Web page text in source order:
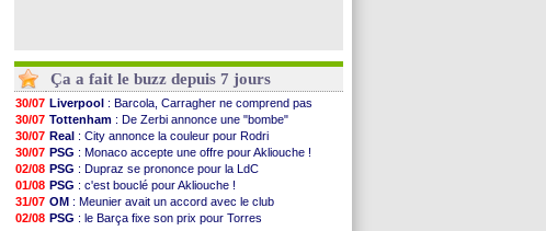
Ça a fait le buzz depuis 7 jours
30/07 Liverpool : Barcola, Carragher ne comprend pas
30/07 Tottenham : De Zerbi annonce une "bombe"
30/07 Real : City annonce la couleur pour Rodri
30/07 PSG : Monaco accepte une offre pour Akliouche !
02/08 PSG : Dupraz se prononce pour la LdC
01/08 PSG : c'est bouclé pour Akliouche !
31/07 OM : Meunier avait un accord avec le club
02/08 PSG : le Barça fixe son prix pour Torres